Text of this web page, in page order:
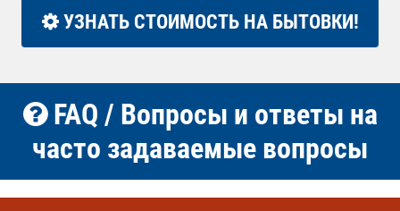
УЗНАТЬ СТОИМОСТЬ НА БЫТОВКИ!
FAQ / Вопросы и ответы на
часто задаваемые вопросы